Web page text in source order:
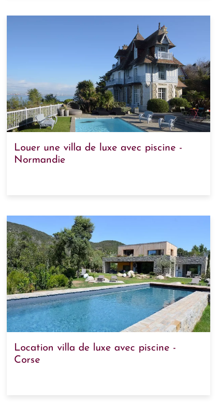
Louer une villa de luxe avec piscine -
Normandie
Location villa de luxe avec piscine -
Corse